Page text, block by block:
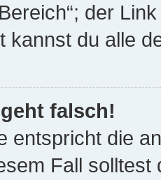
der
kannst du alle
falsch!
entspricht die
Fall solltest